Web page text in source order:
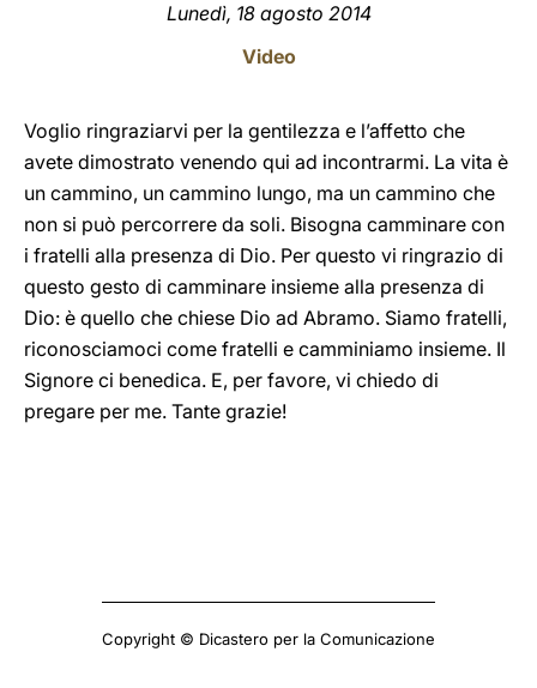
Lunedì, 18 agosto 2014
Video
Voglio ringraziarvi per la gentilezza e l’affetto che
avete dimostrato venendo qui ad incontrarmi. La vita è
un cammino, un cammino lungo, ma un cammino che
non si può percorrere da soli. Bisogna camminare con
i fratelli alla presenza di Dio. Per questo vi ringrazio di
questo gesto di camminare insieme alla presenza di
Dio: è quello che chiese Dio ad Abramo. Siamo fratelli,
riconosciamoci come fratelli e camminiamo insieme. Il
Signore ci benedica. E, per favore, vi chiedo di
pregare per me. Tante grazie!
Copyright © Dicastero per la Comunicazione